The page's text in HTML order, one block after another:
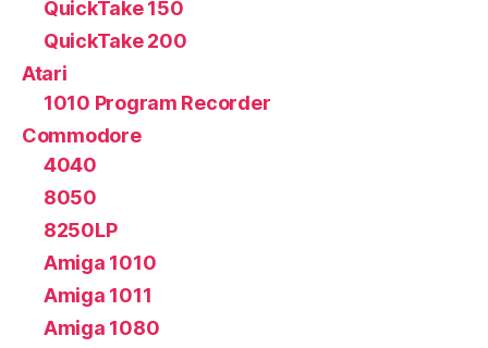
QuickTake 150
QuickTake 200
Atari
1010 Program Recorder
Commodore
4040
8050
8250LP
Amiga 1010
Amiga 1011
Amiga 1080